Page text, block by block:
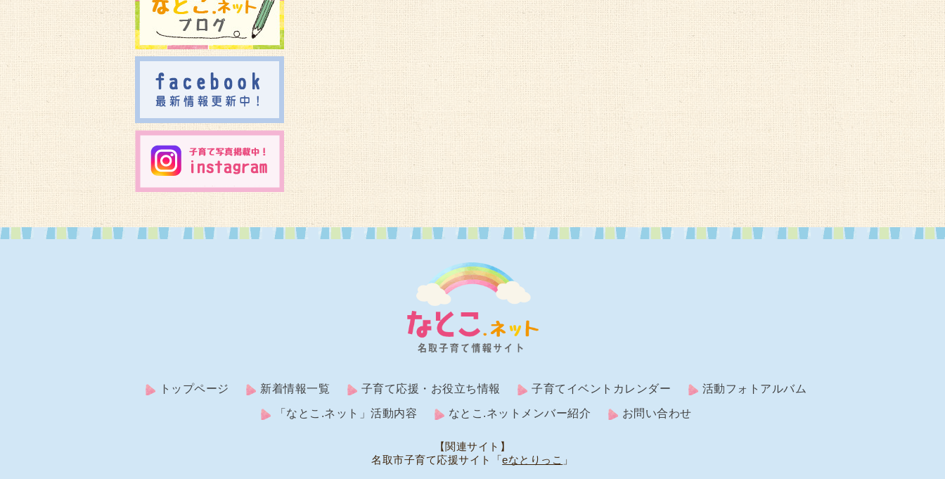
トップページ 新着情報一覧 子育て応援・お役立ち情報 子育てイベントカレンダー 活動フォトアルバム
「なとこ.ネット」活動内容 なとこ.ネットメンバー紹介 お問い合わせ
【関連サイト】
名取市子育て応援サイト「eなとりっこ 」